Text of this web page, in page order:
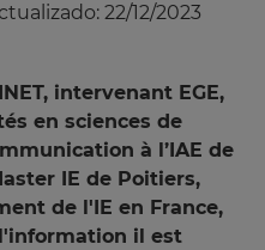
22/12/2023
intervenant EGE,
en sciences de
à l’IAE de
IE de Poitiers,
de l'IE en France,
il est